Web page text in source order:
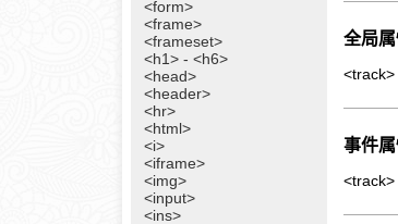
<form>
<frame>
<frameset>
<h1> - <h6>
<head>
<header>
<hr>
<html>
<i>
<iframe>
<img>
<input>
<ins>
全局
事件